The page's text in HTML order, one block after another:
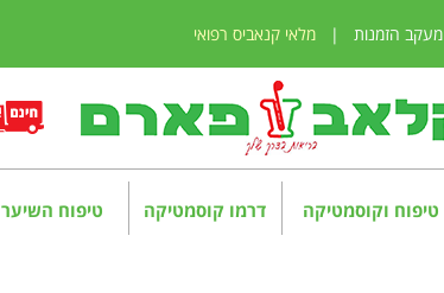
מעקב הזמנות | מלאי קנאביס רפואי
טיפוח וקוסמטיקה דרמו קוסמטיקה טיפוח השיער